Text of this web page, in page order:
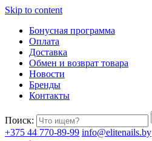
Skip to content
Бонусная программа
Оплата
Доставка
Обмен и возврат товара
Новости
Бренды
Контакты
Поиск:
+375 44 770-89-99 info@elitenails.by